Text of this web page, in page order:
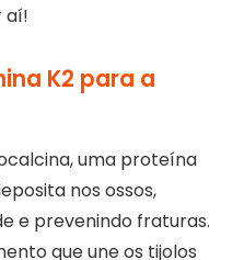
aí!
K2 para a
uma proteína
nos ossos,
e prevenindo fraturas.
que une os tijolos